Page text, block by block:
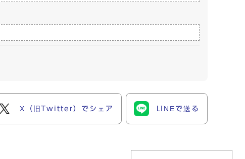
X（旧Twitter）でシェア LINEで送る